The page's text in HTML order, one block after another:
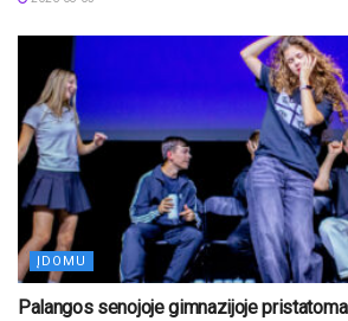
ĮDOMU
Palangos senojoje gimnazijoje